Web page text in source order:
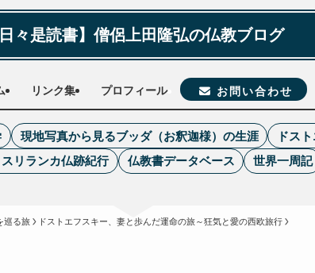
日々是読書】僧侶上田隆弘の仏教ブログ
リンク集 プロフィール お問い合わせ
現地写真から見るブッダ（お釈迦様）の生涯
ドス
リランカ仏跡紀行
仏教書データベース 世界一周記
巡る旅 ドストエフスキー、妻と歩んだ運命の旅～狂気と愛の西欧旅行